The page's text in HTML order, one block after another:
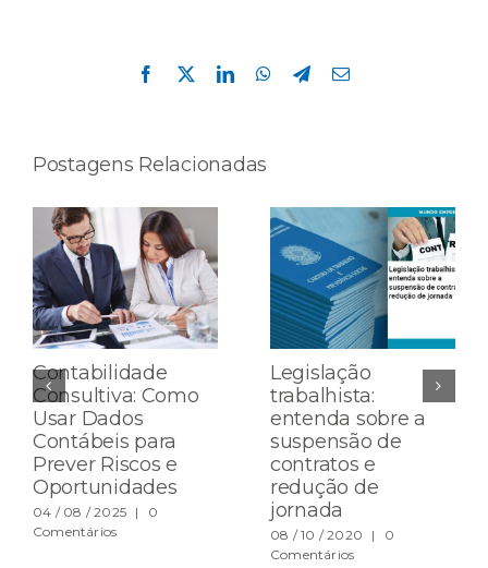
Facebook
X LinkedInWhatsApp
Telegram
E-
Postagens Relacionadas
Contabilidade
Consultiva: Como
Usar Dados
Contábeis para
Prever Riscos e
Oportunidades
04 / 08 / 2025 |
0
Comentários
Legislação
trabalhista:
entenda sobre a
suspensão de
contratos e
redução de
jornada
08 / 10 / 2020 |
0
Comentários